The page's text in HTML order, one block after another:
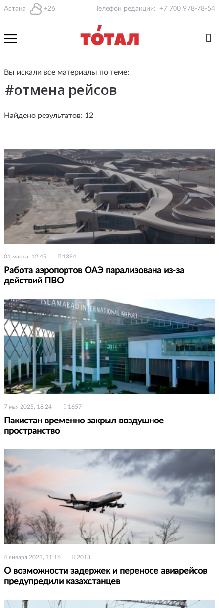
Астана +26 Телефон редакции: +7 700 978-78-54
Вы искали все материалы по теме:
Найдено результатов: 12
01 марта, 12:45 1394
Работа аэропортов ОАЭ парализована из-за
действий ПВО
7 мая 2025, 18:24 1657
Пакистан временно закрыл воздушное
пространство
4 января 2023, 11:16 2013
О возможности задержек и переносе авиарейсов
предупредили казахстанцев